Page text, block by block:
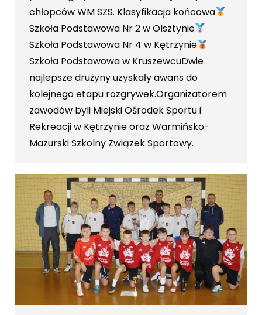
chłopców WM SZS. Klasyfikacja końcowa
Szkoła Podstawowa Nr 2 w Olsztynie
Szkoła Podstawowa Nr 4 w Kętrzynie
Szkoła Podstawowa w KruszewcuDwie
najlepsze drużyny uzyskały awans do
kolejnego etapu rozgrywek.Organizatorem
zawodów byli Miejski Ośrodek Sportu i
Rekreacji w Kętrzynie oraz Warmińsko-
Mazurski Szkolny Związek Sportowy.